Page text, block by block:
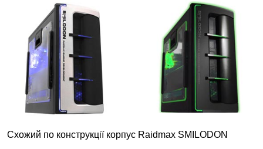
Схожий по конструкції корпус Raidmax SMILODON